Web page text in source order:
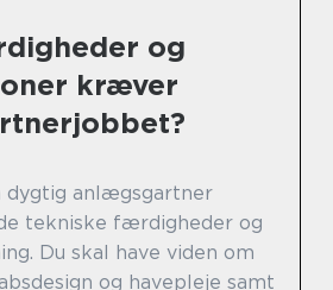
og
kræver
anlægsgartner
tekniske færdigheder og
Du skal have viden om
og havepleje samt